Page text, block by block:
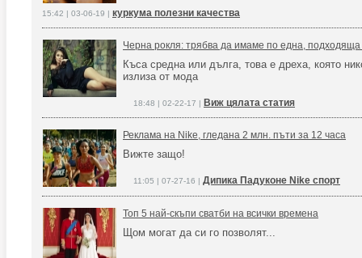
15:42 | 03-06-19 | куркума полезни качества
Черна рокля: трябва да имаме по една, подходяща
Къса средна или дълга, това е дреха, която
излиза от мода
18:48 | 02-22-17 | Виж цялата статия
Реклама на Nike, гледана 2 млн. пъти за 12 часа
Вижте защо!
11:05 | 07-27-16 | Дипика Падуконе Nike спорт
Топ 5 най-скъпи сватби на всички времена
Щом могат да си го позволят...